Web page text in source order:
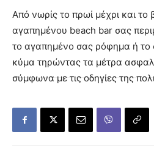
Aπό νωρίς το πρωί μέχρι και
αγαπημένου beach bar σας
το αγαπημένο σας ρόφημα ή το
κύμα τηρώντας τα μέτρα
σύμφωνα με τις οδηγίες της